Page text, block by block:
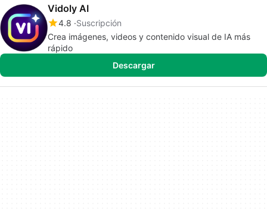
Vidoly AI
4.8 Suscripción
Crea imágenes, videos y contenido visual de IA más
rápido
Descargar